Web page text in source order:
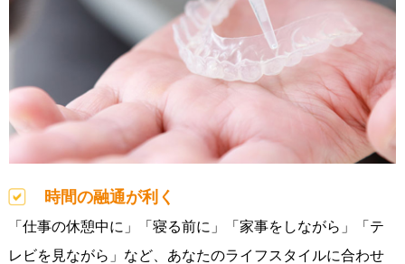
時間の融通が利く
「仕事の休憩中に」「寝る前に」「家事をしながら」「テ
レビを見ながら」など、あなたのライフスタイルに合わせ